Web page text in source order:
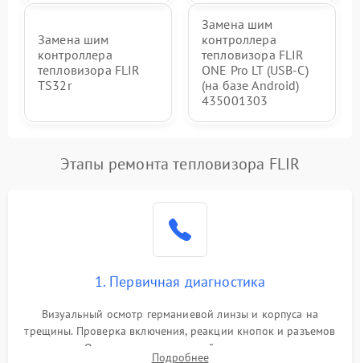
Замена шим
контроллера
тепловизора FLIR
TS32r
Замена шим
контроллера
тепловизора FLIR
ONE Pro LT (USB-C)
(на базе Android)
435001303
Этапы ремонта тепловизора FLIR
1. Первичная диагностика
Визуальный осмотр германиевой линзы и корпуса на
трещины. Проверка включения, реакции кнопок и разъемов
зарядки. Оценка вывода тепловой сигнатуры на экран,
Подробнее